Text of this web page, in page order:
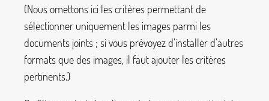
(Nous omettons ici les critères permettant de
sélectionner uniquement les images parmi les
documents joints ; si vous prévoyez d’installer d’autres
formats que des images, il faut ajouter les critères
pertinents.)